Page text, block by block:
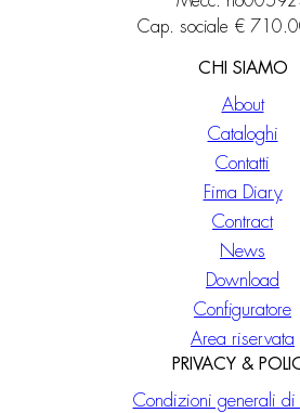
Cap. sociale €
CHI SIAMO
About
Cataloghi
Contatti
Fima Diary
Contract
News
Download
Configuratore
Area riservata
PRIVACY &
Condizioni generali di